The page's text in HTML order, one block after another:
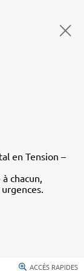
en Tension –
chacun,
ACCÈS RAPIDES